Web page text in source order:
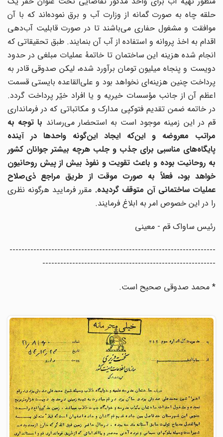
حلقه چاه به صورت گمانه از وزارت آب و برق نموده‌اند که با آن
موافقت و مشغول حفاری می‌باشند تا در صورت قابلیت آب‌دهی
اقدام به اخذ پروانه و استفاده از آب آن بنمایند. طبق تحقیقاتی که
انجام شده هزینه این ساختمان تا خاتمۀ عملیات مبلغی در حدود
دویست و پنجاه میلیون تومان برآورد شده، لیکن صدوقی قادر به
پرداخت چنین هزینه‌ای نخواهد بود و علی‌القاعده بایستی قسمت
اعظم آن از جانب مؤسسات خیریه و یا افراد خیّر پرداخت گردد.
در خاتمه ضمن تقدیم فتوکپی مدارک و مکاتباتی که در فرمانداری
قم در این زمینه موجود است به استحضار می‌رساندبا توجه به
مراتب معروضه و این‌که ‌ایجاد این‌گونه واحدها در آینده
پایگاه‌های مناسبی برای جذب و جلب هرچه بیشتر جوانان کشور
به روحانیت بوده و باعث تقویت و نفوذ بیش از پیش روحانیون
خواهد بود، فعلاً به صورت موقت از طریق مراجع ذی‌صلاح
عملیات ساختمانی آن متوقف گردیده.مقرر فرمایید هرگونه نظری
را در این خصوص امر به ابلاغ فرمایند.
رئیس ساواک قم - معینی
---------------------------------------------------------------------
----------------------------------------------------------
* محمد صدوقی صحیح است.